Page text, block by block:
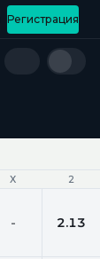
Регистрация
Х 2
Х 2
- 2.13